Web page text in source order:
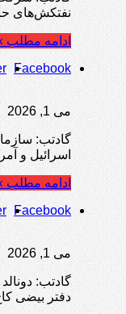
نفتکش‌های حامل نفت ایران بین ۱۳ تا ۲۵ آوریل (۲۴
ادامه مطلب
Facebook
می 1, 2026
اسرائیل و آمریکا با جمهوری اسلامی
ادامه مطلب
Facebook
می 1, 2026
گادتب:
دفتر بیضی